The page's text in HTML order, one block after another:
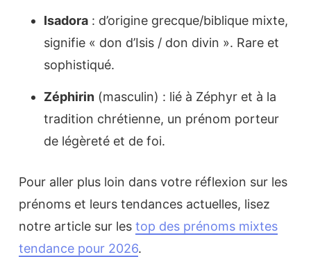
Isadora : d’origine grecque/biblique mixte,
signifie « don d’Isis / don divin ». Rare et
sophistiqué.
Zéphirin (masculin) : lié à Zéphyr et à la
tradition chrétienne, un prénom porteur
de légèreté et de foi.
Pour aller plus loin dans votre réflexion sur les
prénoms et leurs tendances actuelles, lisez
notre article sur les top des prénoms mixtes
tendance pour 2026.